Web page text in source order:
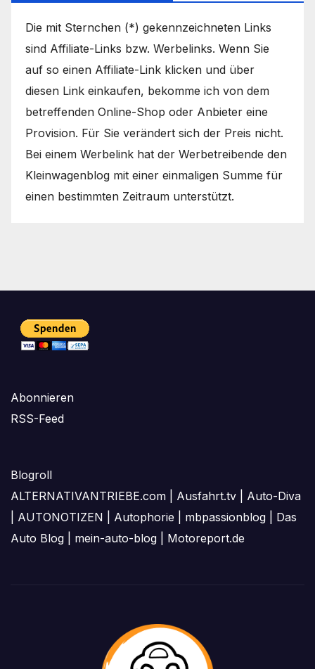
Die mit Sternchen (*) gekennzeichneten Links
sind Affiliate-Links bzw. Werbelinks. Wenn Sie
auf so einen Affiliate-Link klicken und über
diesen Link einkaufen, bekomme ich von dem
betreffenden Online-Shop oder Anbieter eine
Provision. Für Sie verändert sich der Preis nicht.
Bei einem Werbelink hat der Werbetreibende den
Kleinwagenblog mit einer einmaligen Summe für
einen bestimmten Zeitraum unterstützt.
Abonnieren
RSS-Feed
Blogroll
ALTERNATIVANTRIEBE.com
Ausfahrt.tv
Auto-Diva
AUTONOTIZEN Autophorie mbpassionblog
Das
Auto Blog
mein-auto-blog Motoreport.de